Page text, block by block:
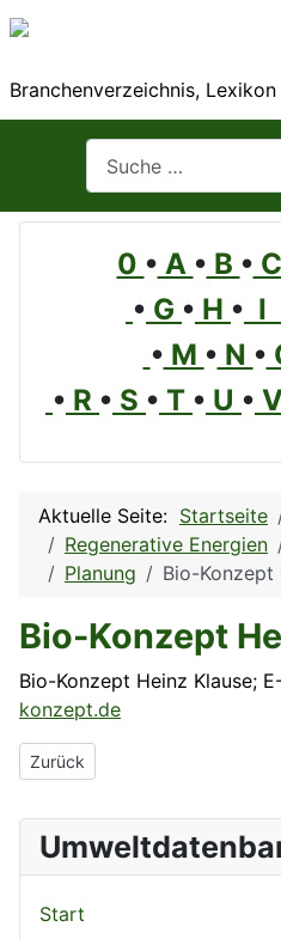
Branchenverzeichnis,
0 • A • B • C
• G • H • I
• M • N •
• R • S • T • U •
Aktuelle Seite: Startseite
Regenerative Energien
Planung
Bio-Konzept
Bio-Konzept
Bio-Konzept Heinz Klause;
konzept.de
Vorheriger Beitrag: AWITE
Zurück
Start